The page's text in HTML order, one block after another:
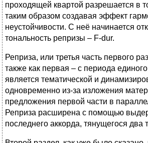
проходящей квартой разрешается в
таким образом создавая эффект
неустойчивости. С неё начинается
тональность репризы – F-dur.
Реприза, или третья часть первого
также как первая – с периода
является тематической и
одновременно из-за изложения
предложения первой части в
Реприза расширена с помощью
последнего аккорда, тянущегося два